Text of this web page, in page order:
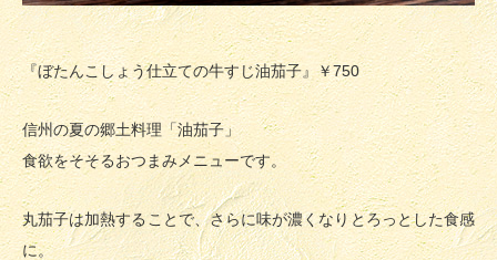
『ぼたんこしょう仕立ての牛すじ油茄子』￥750
信州の夏の郷土料理「油茄子」
食欲をそそるおつまみメニューです。
丸茄子は加熱することで、さらに味が濃くなりとろっとした食感
に。